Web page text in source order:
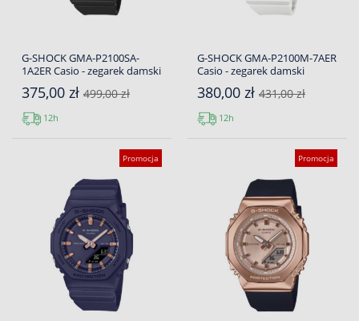
G-SHOCK GMA-P2100SA-
1A2ER Casio - zegarek damski
375,00 zł 499,00 zł
12h
G-SHOCK GMA-P2100M-7AER
Casio - zegarek damski
380,00 zł 431,00 zł
12h
Promocja Promocja